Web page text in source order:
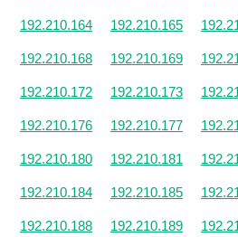
192.210.164 192.210.165
192.210.168 192.210.169
192.210.172 192.210.173
192.210.176 192.210.177
192.210.180 192.210.181
192.210.184 192.210.185
192.210.188 192.210.189